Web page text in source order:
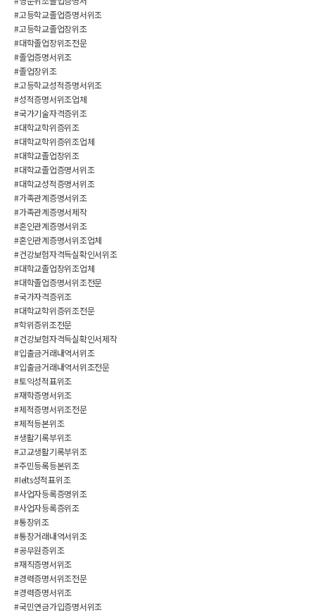
#고등학교졸업증명서위조
#고등학교졸업장위조
#대학졸업장위조전문
#졸업증명서위조
#졸업장위조
#고등학교성적증명서위조
#성적증명서위조업체
#국가기술자격증위조
#대학교학위증위조
#대학교학위증위조업체
#대학교졸업장위조
#대학교졸업증명서위조
#대학교성적증명서위조
#가족관계증명서위조
#가족관계증명서제작
#혼인관계증명서위조
#혼인관계증명서위조업체
#건강보험자격득실확인서위조
#대학교졸업장위조업체
#대학졸업증명서위조전문
#국가자격증위조
#대학교학위증위조전문
#학위증위조전문
#건강보험자격득실확인서제작
#입출금거래내역서위조
#입출금거래내역서위조전문
#토익성적표위조
#재학증명서위조
#제적증명서위조전문
#제적등본위조
#생활기록부위조
#고교생활기록부위조
#주민등록등본위조
#Ielts성적표위조
#사업자등록증명위조
#사업자등록증위조
#통장위조
#통장거래내역서위조
#공무원증위조
#재직증명서위조
#경력증명서위조전문
#경력증명서위조
#국민연금가입증명서위조